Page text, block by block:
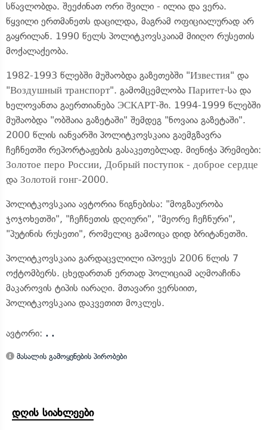
სწავლობდა. შეეძინათ ორი შვილი - ილია და ვერა.
წყვილი ერთმანეთს დაცილდა, მაგრამ ოფიციალურად არ
გაყრილან. 1990 წელს პოლიტკოვსკაიამ მიიღო რუსეთის
მოქალაქეობა.
1982-1993 წლებში მუშაობდა გაზეთებში "Известия" და
"Воздушный транспорт". გამომცემლობა Паритет-სა და
ხელოვანთა გაერთიანება ЭСКАРТ-ში. 1994-1999 წლებში
მუშაობდა "ობშაია გაზეტაში" შემდეგ "ნოვაია გაზეტაში".
2000 წლის იანვარში პოლიტკოვსკაია გაემგზავრა
ჩეჩნეთში რეპორტაჟების გასაკეთებლად. მიენიჭა პრემიები:
Золотое перо России, Добрый поступок - доброе сердце
და Золотой гонг-2000.
პოლიტკოვსკაია ავტორია წიგნებისა: "მოგზაურობა
ჯოჯოხეთში", "ჩეჩნეთის დღიური", "მეორე ჩეჩნური",
"პუტინის რუსეთი", რომელიც გამოიცა დიდ ბრიტანეთში.
პოლიტკოვსკაია გარდაცვლილი იპოვეს 2006 წლის 7
ოქტომბერს. ცხედართან ერთად პოლიციამ აღმოაჩინა
მაკაროვის ტიპის იარაღი. მთავარი ვერსიით,
პოლიტკოვსკაია დაკვეთით მოკლეს.
ავტორი: . .
მასალის გამოყენების პირობები
დღის სიახლეები